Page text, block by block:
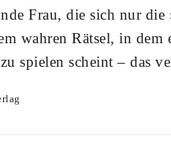
Frau, die sich nur
wahren Rätsel, in dem
spielen scheint – das